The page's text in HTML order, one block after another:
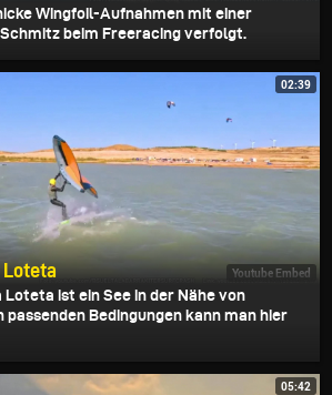
Wingfoil-Aufnahmen mit einer
beim Freeracing verfolgt.
02:39
Youtube Embed
Loteta
Loteta ist ein See in der Nähe von
passenden Bedingungen kann man hier
05:42